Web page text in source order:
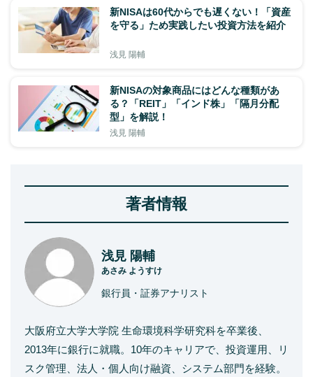
新NISAは60代からでも遅くない！「資産
を守る」ため実践したい投資方法を紹介
浅見 陽輔
新NISAの対象商品にはどんな種類があ
る？「REIT」「インド株」「隔月分配
型」を解説！
浅見 陽輔
著者情報
浅見 陽輔
あさみ ようすけ
銀行員・証券アナリスト
大阪府立大学大学院 生命環境科学研究科を卒業後、
2013年に銀行に就職。10年のキャリアで、投資運用、リ
スク管理、法人・個人向け融資、システム部門を経験。